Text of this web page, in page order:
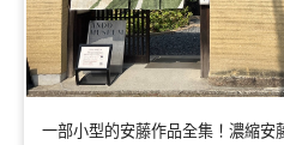
一部小型的安藤作品全集！濃縮安